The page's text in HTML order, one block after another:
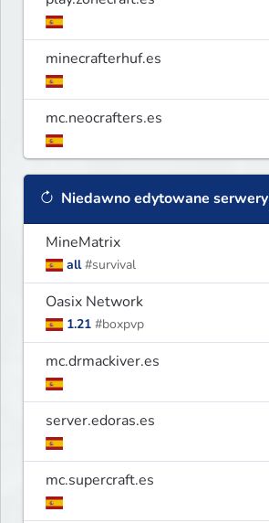
minecrafterhuf.es
mc.neocrafters.es
Niedawno edytowane serwery
MineMatrix
all #survival
Oasix Network
1.21 #boxpvp
mc.drmackiver.es
server.edoras.es
mc.supercraft.es